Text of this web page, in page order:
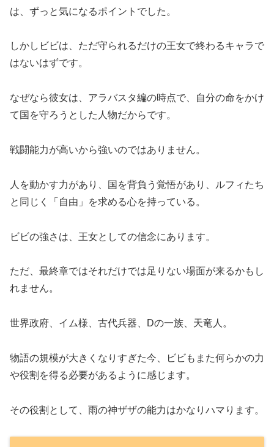
は、ずっと気になるポイントでした。
しかしビビは、ただ守られるだけの王女で終わるキャラで
はないはずです。
なぜなら彼女は、アラバスタ編の時点で、自分の命をかけ
て国を守ろうとした人物だからです。
戦闘能力が高いから強いのではありません。
人を動かす力があり、国を背負う覚悟があり、ルフィたち
と同じく「自由」を求める心を持っている。
ビビの強さは、王女としての信念にあります。
ただ、最終章ではそれだけでは足りない場面が来るかもし
れません。
世界政府、イム様、古代兵器、Dの一族、天竜人。
物語の規模が大きくなりすぎた今、ビビもまた何らかの力
や役割を得る必要があるように感じます。
その役割として、雨の神ザザの能力はかなりハマります。